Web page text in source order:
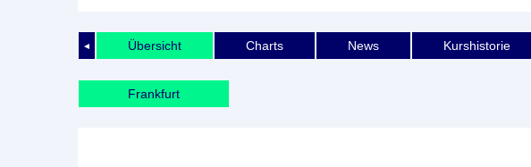
◄ Übersicht Charts News Kurshistorie
Frankfurt